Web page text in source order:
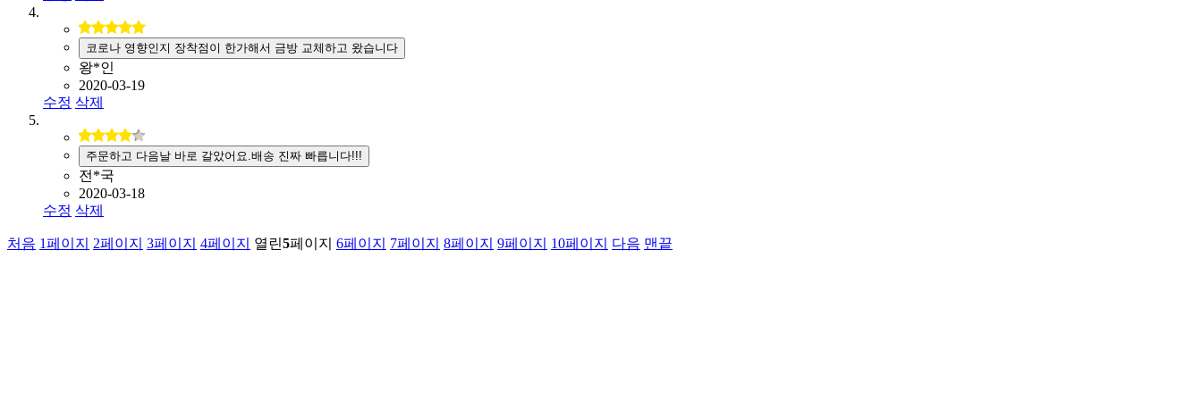
코로나 영향인지 장착점이 한가해서 금방 교체하고 왔습니다
왕*인
2020-03-19
수정 삭제
주문하고 다음날 바로 갈았어요.배송 진짜 빠릅니다!!!
전*국
2020-03-18
수정 삭제
처음 1페이지 2페이지 3페이지 4페이지 열린5페이지 6페이지 7페이지 8페이지 9페이지 10페이지 다음 맨끝